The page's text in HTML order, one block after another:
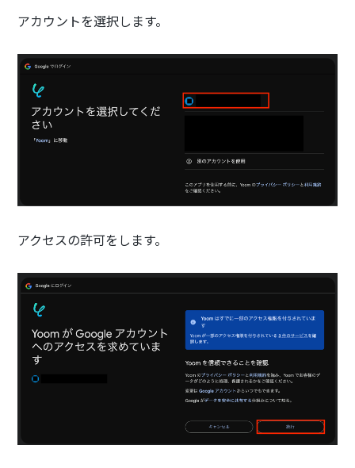
アカウントを選択します。
アクセスの許可をします。